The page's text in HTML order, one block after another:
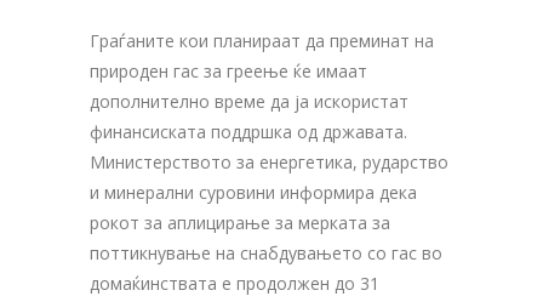
Граѓаните кои планираат да преминат на
природен гас за греење ќе имаат
дополнително време да ја искористат
финансиската поддршка од државата.
Министерството за енергетика, рударство
и минерални суровини информира дека
рокот за аплицирање за мерката за
поттикнување на снабдувањето со гас во
домаќинствата е продолжен до 31